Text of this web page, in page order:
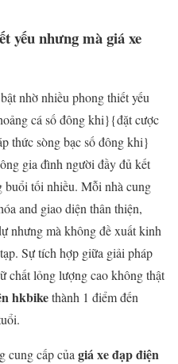
yếu nhưng mà giá xe
nhờ nhiều phong thiết yếu
cá số đông khi}{đặt cược
thức sòng bạc số đông khi}
gia đình người đầy đủ kết
buổi tối nhiều. Mỗi nhà cung
and giao diện thân thiện,
nhưng mà không đề xuất kinh
Sự tích hợp giữa giải pháp
chất lỏng lượng cao không thật
hkbikethành 1 điểm đến
cung cấp của giá xe đạp điện